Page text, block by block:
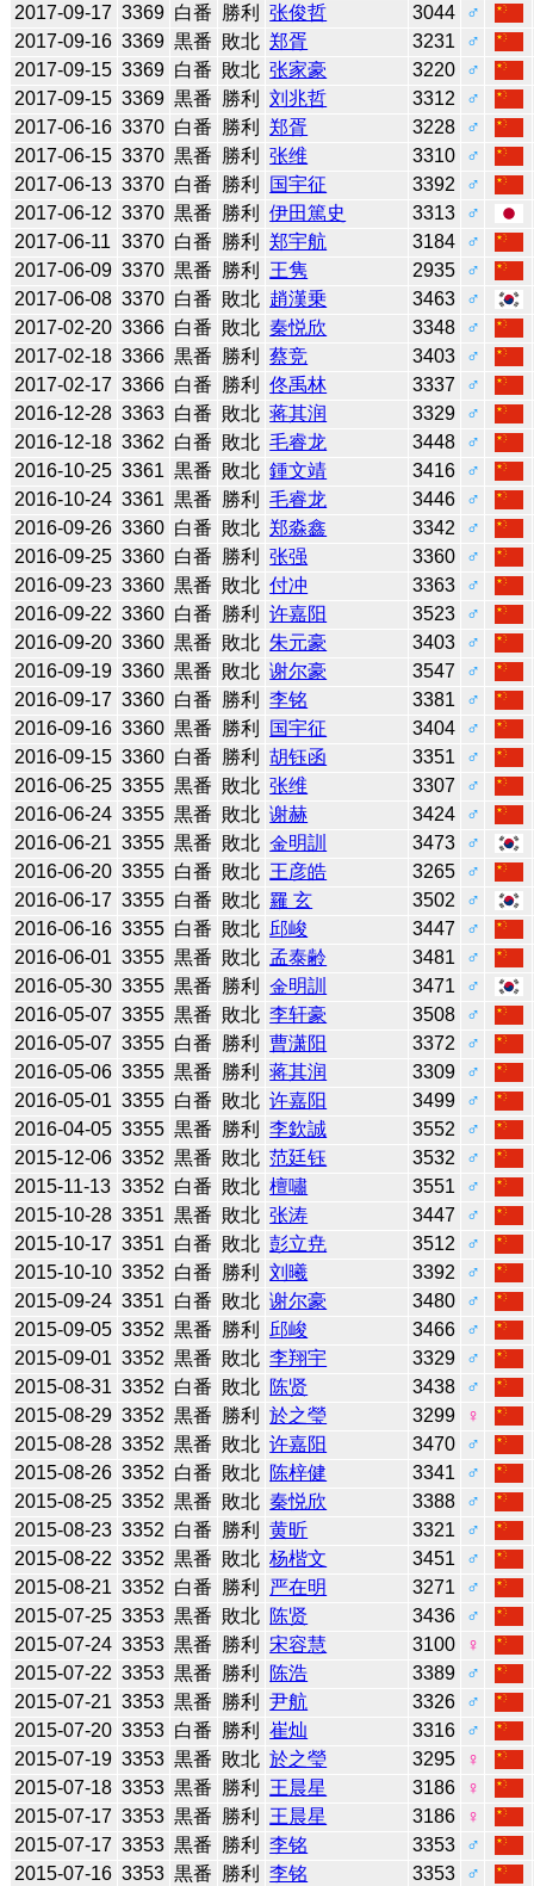
2017-09-17 3369 白番 勝利 张俊哲 3044
♂
2017-09-16 3369 黒番 敗北 郑胥 3231
♂
2017-09-15 3369 白番 敗北 张家豪 3220
♂
2017-09-15 3369 黒番 勝利 刘兆哲 3312
♂
2017-06-16 3370 白番 勝利 郑胥 3228
♂
2017-06-15 3370 黒番 勝利 张维 3310
♂
2017-06-13 3370 白番 勝利 国宇征 3392
♂
2017-06-12 3370 黒番 勝利 伊田篤史 3313
♂
2017-06-11 3370 白番 勝利 郑宇航 3184
♂
2017-06-09 3370 黒番 勝利 王隽 2935
♂
2017-06-08 3370 白番 敗北 趙漢乗 3463
♂
2017-02-20 3366 白番 敗北 秦悦欣 3348
♂
2017-02-18 3366 黒番 勝利 蔡竞 3403
♂
2017-02-17 3366 白番 勝利 佟禹林 3337
♂
2016-12-28 3363 白番 敗北 蒋其润 3329
♂
2016-12-18 3362 白番 敗北 毛睿龙 3448
♂
2016-10-25 3361 黒番 敗北 鍾文靖 3416
♂
2016-10-24 3361 黒番 勝利 毛睿龙 3446
♂
2016-09-26 3360 白番 敗北 郑淼鑫 3342
♂
2016-09-25 3360 白番 勝利 张强 3360
♂
2016-09-23 3360 黒番 敗北 付冲 3363
♂
2016-09-22 3360 白番 勝利 许嘉阳 3523
♂
2016-09-20 3360 黒番 敗北 朱元豪 3403
♂
2016-09-19 3360 黒番 敗北 谢尔豪 3547
♂
2016-09-17 3360 白番 勝利 李铭 3381
♂
2016-09-16 3360 黒番 勝利 国宇征 3404
♂
2016-09-15 3360 白番 勝利 胡钰函 3351
♂
2016-06-25 3355 黒番 敗北 张维 3307
♂
2016-06-24 3355 黒番 敗北 谢赫 3424
♂
2016-06-21 3355 黒番 敗北 金明訓 3473
♂
2016-06-20 3355 白番 敗北 王彦皓 3265
♂
2016-06-17 3355 白番 敗北 羅 玄 3502
♂
2016-06-16 3355 白番 敗北 邱峻 3447
♂
2016-06-01 3355 黒番 敗北 孟泰齢 3481
♂
2016-05-30 3355 黒番 勝利 金明訓 3471
♂
2016-05-07 3355 黒番 敗北 李轩豪 3508
♂
2016-05-07 3355 白番 勝利 曹潇阳 3372
♂
2016-05-06 3355 黒番 勝利 蒋其润 3309
♂
2016-05-01 3355 白番 敗北 许嘉阳 3499
♂
2016-04-05 3355 黒番 勝利 李欽誠 3552
♂
2015-12-06 3352 黒番 敗北 范廷钰 3532
♂
2015-11-13 3352 白番 敗北 檀嘯 3551
♂
2015-10-28 3351 黒番 敗北 张涛 3447
♂
2015-10-17 3351 白番 敗北 彭立尭 3512
♂
2015-10-10 3352 白番 勝利 刘曦 3392
♂
2015-09-24 3351 白番 敗北 谢尔豪 3480
♂
2015-09-05 3352 黒番 勝利 邱峻 3466
♂
2015-09-01 3352 黒番 敗北 李翔宇 3329
♂
2015-08-31 3352 白番 敗北 陈贤 3438
♂
2015-08-29 3352 黒番 勝利 於之瑩 3299
♀
2015-08-28 3352 黒番 敗北 许嘉阳 3470
♂
2015-08-26 3352 白番 敗北 陈梓健 3341
♂
2015-08-25 3352 黒番 敗北 秦悦欣 3388
♂
2015-08-23 3352 白番 勝利 黄昕 3321
♂
2015-08-22 3352 黒番 敗北 杨楷文 3451
♂
2015-08-21 3352 白番 勝利 严在明 3271
♂
2015-07-25 3353 黒番 敗北 陈贤 3436
♂
2015-07-24 3353 黒番 勝利 宋容慧 3100
♀
2015-07-22 3353 黒番 勝利 陈浩 3389
♂
2015-07-21 3353 黒番 勝利 尹航 3326
♂
2015-07-20 3353 白番 勝利 崔灿 3316
♂
2015-07-19 3353 黒番 敗北 於之瑩 3295
♀
2015-07-18 3353 黒番 勝利 王晨星 3186
♀
2015-07-17 3353 黒番 勝利 王晨星 3186
♀
2015-07-17 3353 黒番 勝利 李铭 3353
♂
2015-07-16 3353 黒番 勝利 李铭 3353 ♂